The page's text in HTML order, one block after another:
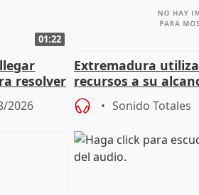
01:22
resolver
2026
Extremadura
recursos a su
más menores
Sonido Totales